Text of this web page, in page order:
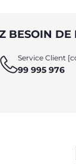
BESOIN DE
Service Client
99 995 976